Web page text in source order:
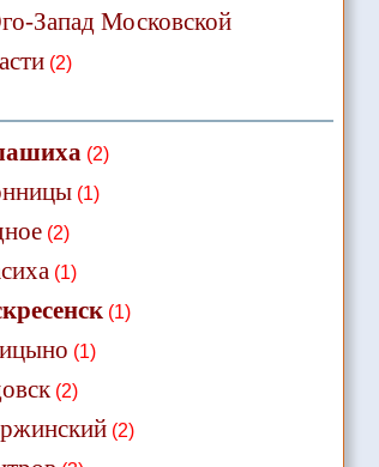
Запад Московской
(2)
(2)
(1)
(2)
(1)
(1)
(1)
(2)
(2)